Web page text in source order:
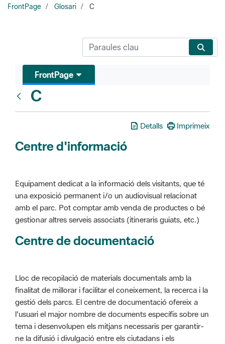
FrontPage Glosari C
FrontPage
C
Detalls Imprimeix
Centre d'informació
Equipament dedicat a la informació dels visitants, que té
una exposició permanent i/o un audiovisual relacionat
amb el parc. Pot comptar amb venda de productes o bé
gestionar altres serveis associats (itineraris guiats, etc.)
Centre de documentació
Lloc de recopilació de materials documentals amb la
finalitat de millorar i facilitar el coneixement, la recerca i la
gestió dels parcs. El centre de documentació ofereix a
l'usuari el major nombre de documents específis sobre un
tema i desenvolupen els mitjans necessaris per garantir-
ne la difusió i divulgació entre els ciutadans i els